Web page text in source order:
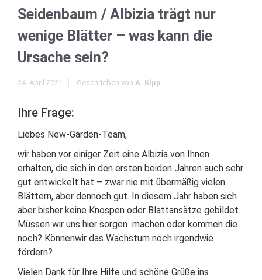
Seidenbaum / Albizia trägt nur
wenige Blätter – was kann die
Ursache sein?
24. April 2021 Geschrieben von A. Kipp
Ihre Frage:
Liebes New-Garden-Team,
wir haben vor einiger Zeit eine Albizia von Ihnen
erhalten, die sich in den ersten beiden Jahren auch sehr
gut entwickelt hat – zwar nie mit übermäßig vielen
Blättern, aber dennoch gut. In diesem Jahr haben sich
aber bisher keine Knospen oder Blattansätze gebildet.
Müssen wir uns hier sorgen machen oder kommen die
noch? Könnenwir das Wachstum noch irgendwie
fördern?
Vielen Dank für Ihre Hilfe und schöne Grüße ins